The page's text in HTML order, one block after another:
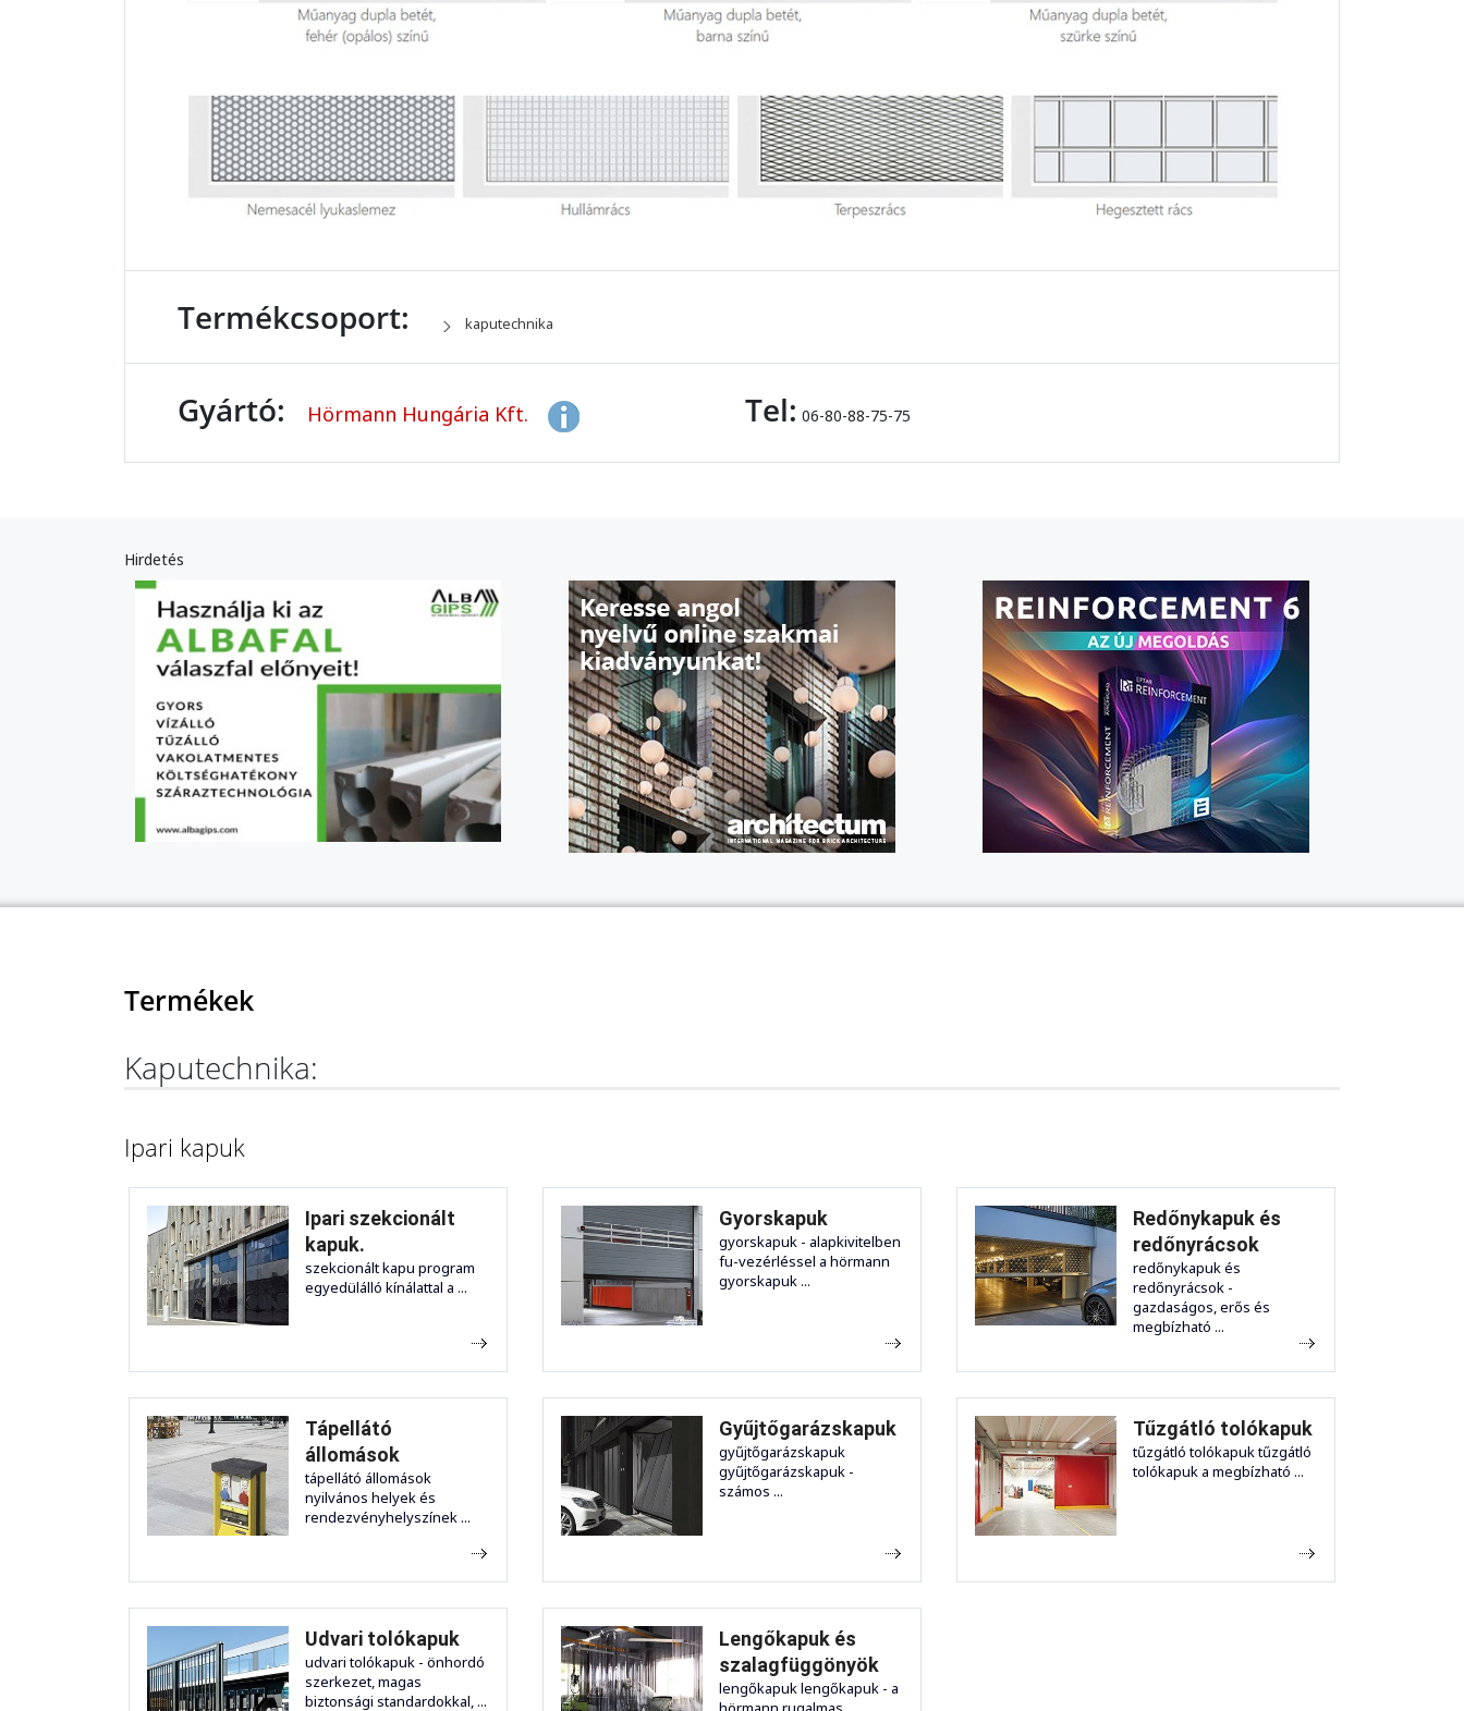
Termékcsoport: kaputechnika
Gyártó: Hörmann Hungária Kft. Tel: 06-80-88-75-75
Hirdetés
Termékek
Kaputechnika:
Ipari kapuk
Ipari szekcionált
kapuk.
szekcionált kapu program
egyedülálló kínálattal a ...
Gyorskapuk
gyorskapuk - alapkivitelben
fu-vezérléssel a hörmann
gyorskapuk ...
Redőnykapuk és
redőnyrácsok
redőnykapuk és
redőnyrácsok -
gazdaságos, erős és
megbízható ...
Tápellátó
állomások
tápellátó állomások
nyilvános helyek és
rendezvényhelyszínek ...
Gyűjtőgarázskapuk
gyűjtőgarázskapuk
gyűjtőgarázskapuk -
számos ...
Tűzgátló tolókapuk
tűzgátló tolókapuk tűzgátló
tolókapuk a megbízható ...
Udvari tolókapuk
udvari tolókapuk - önhordó
szerkezet, magas
biztonsági standardokkal, ...
Lengőkapuk és
szalagfüggönyök
lengőkapuk lengőkapuk - a